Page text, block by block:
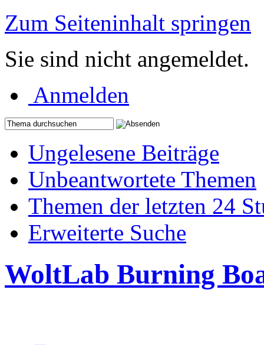
Zum Seiteninhalt springen
Sie sind nicht angemeldet.
Anmelden
Ungelesene Beiträge
Unbeantwortete Themen
Themen der letzten 24
Erweiterte Suche
WoltLab Burning